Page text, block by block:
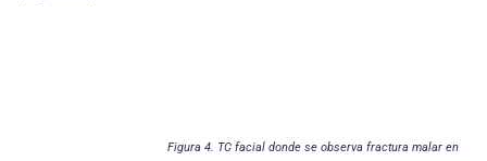
Figura 4. TC facial donde se observa fractura malar en